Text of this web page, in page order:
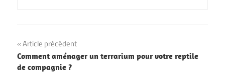
Navigation
de
Article précédent
Comment aménager un terrarium pour votre reptile
de compagnie ?